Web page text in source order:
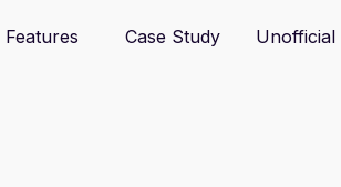
Features Case Study Unofficial
WhatsApp Solution Provider,